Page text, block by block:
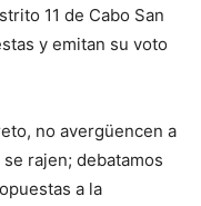
11 de Cabo San
y emitan su voto
no avergüencen a
rajen; debatamos
a la